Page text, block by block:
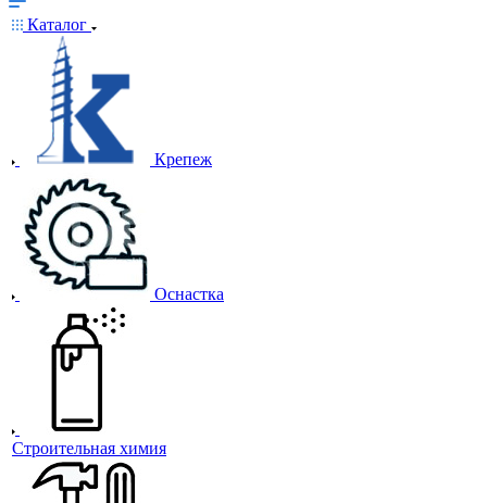
Каталог
Крепеж
Оснастка
Строительная химия